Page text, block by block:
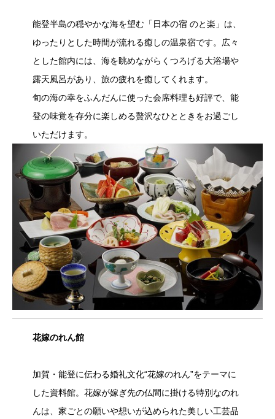
能登半島の穏やかな海を望む「日本の宿 のと楽」は、
ゆったりとした時間が流れる癒しの温泉宿です。広々
とした館内には、海を眺めながらくつろげる大浴場や
露天風呂があり、旅の疲れを癒してくれます。
旬の海の幸をふんだんに使った会席料理も好評で、能
登の味覚を存分に楽しめる贅沢なひとときをお過ごし
いただけます。
花嫁のれん館
加賀・能登に伝わる婚礼文化“花嫁のれん”をテーマに
した資料館。花嫁が嫁ぎ先の仏間に掛ける特別なのれ
んは、家ごとの願いや想いが込められた美しい工芸品